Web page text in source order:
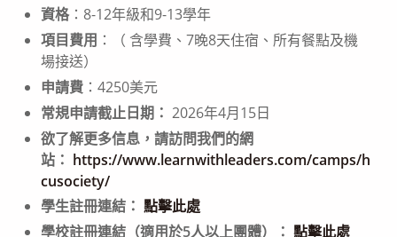
資格：8-12年級和9-13學年
項目費用 ：（ 含學費、7晚8天住宿、所有餐點及機
場接送）
申請費 ：4250美元
常規申請截止日期： 2026年4月15日
欲了解更多信息，請訪問我們的網
站： https://www.learnwithleaders.com/camps/h
cusociety/
學生註冊連結： 點擊此處
學校註冊連結（適用於5人以上團體）： 點擊此處